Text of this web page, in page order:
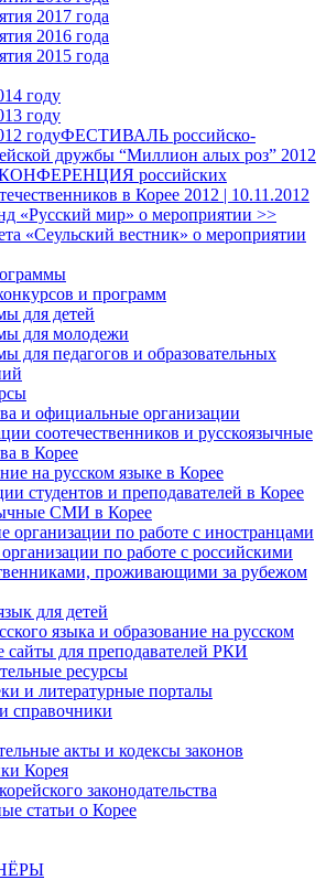
2017 года
2016 года
2015 года
году
году
годуФЕСТИВАЛЬ российско-
дружбы “Миллион алых роз” 2012
российских
в Корее 2012 | 10.11.2012
«Русский мир» о мероприятии >>
«Сеульский вестник» о мероприятии
и программ
для детей
для молодежи
для педагогов и образовательных
и официальные организации
соотечественников и русскоязычные
в Корее
на русском языке в Корее
студентов и преподавателей в Корее
СМИ в Корее
организации по работе с иностранцами
по работе с российскими
проживающими за рубежом
для детей
языка и образование на русском
сайты для преподавателей РКИ
ресурсы
и литературные порталы
справочники
акты и кодексы законов
Корея
законодательства
статьи о Корее